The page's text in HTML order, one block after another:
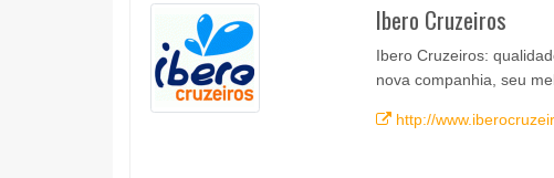
Ibero Cruzeiros
Ibero Cruzeiros:
nova companhia, seu
http://